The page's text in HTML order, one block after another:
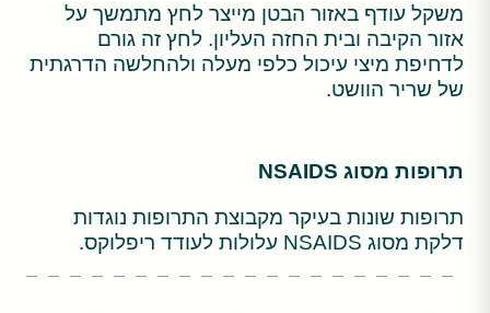
משקל עודף באזור הבטן מייצר לחץ מתמשך על
אזור הקיבה ובית החזה העליון. לחץ זה גורם
לדחיפת מיצי עיכול כלפי מעלה ולהחלשה הדרגתית
של שריר הוושט.
תרופות מסוג NSAIDS
תרופות שונות בעיקר מקבוצת התרופות נוגדות
דלקת מסוג NSAIDS עלולות לעודד ריפלוקס.